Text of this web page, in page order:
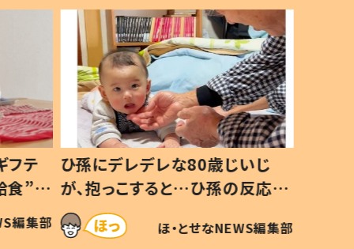
フテ
食”を
の親
編集部
ひ孫にデレデレな80歳じいじ
が、抱っこすると…ひ孫の反応に
「涙が出ました」「可愛くて仕方な
い」
ほ・とせなNEWS編集部